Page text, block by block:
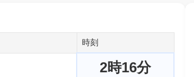
時刻
2時16分